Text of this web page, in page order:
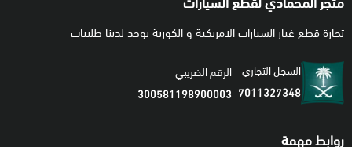
تجارة قطع غيار السيارات الامريكية و الكورية يوجد لدينا طلبيات
السجل التجاري
7011327348
الرقم الضريبي
300581198900003
روابط مهمة